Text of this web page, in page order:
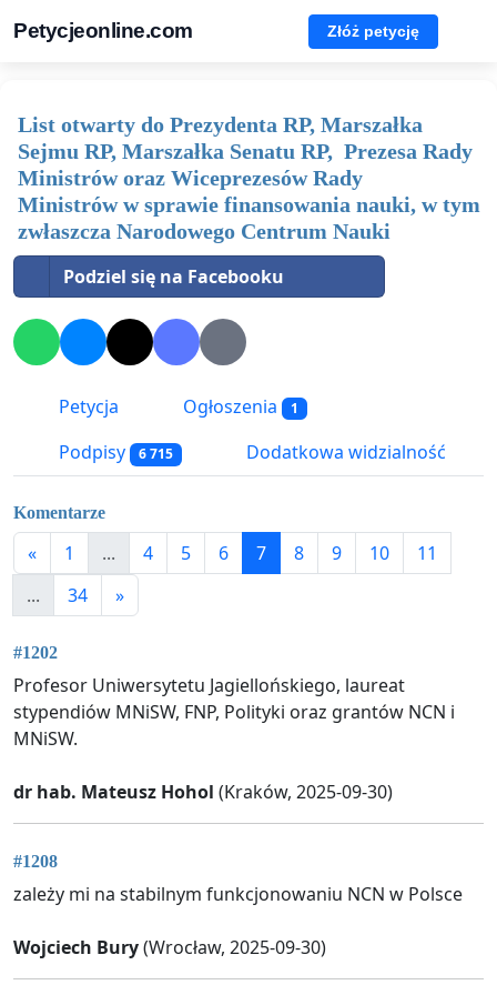
Petycjeonline.com Złóż petycję
List otwarty do Prezydenta RP, Marszałka
Sejmu RP, Marszałka Senatu RP, Prezesa Rady
Ministrów oraz Wiceprezesów Rady
Ministrów w sprawie finansowania nauki, w tym
zwłaszcza Narodowego Centrum Nauki
Podziel się na Facebooku
Petycja Ogłoszenia 1
Podpisy 6 715 Dodatkowa widzialność
Komentarze
« 1 ... 4 5 6 7 8 9 10
11
...
34 »
#1202
Profesor Uniwersytetu Jagiellońskiego, laureat
stypendiów MNiSW, FNP, Polityki oraz grantów NCN i
MNiSW.
dr hab. Mateusz Hohol (Kraków, 2025-09-30)
#1208
zależy mi na stabilnym funkcjonowaniu NCN w Polsce
Wojciech Bury(Wrocław, 2025-09-30)